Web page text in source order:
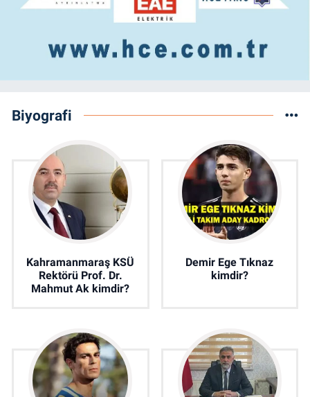
Biyografi
Kahramanmaraş KSÜ
Rektörü Prof. Dr.
Mahmut Ak kimdir?
Demir Ege Tıknaz
kimdir?